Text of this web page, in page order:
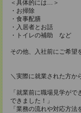
＜具体的には…＞
・お掃除
・食事配膳
・入居者とお話
・トイレの補助 など
その他、入社前にご希望
＼実際に就業された方か
「就業前に職場見学が
できました！」
「業務の流れや対応方